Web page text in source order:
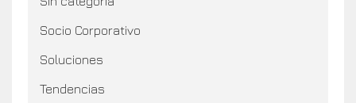
Socio Corporativo
Soluciones
Tendencias